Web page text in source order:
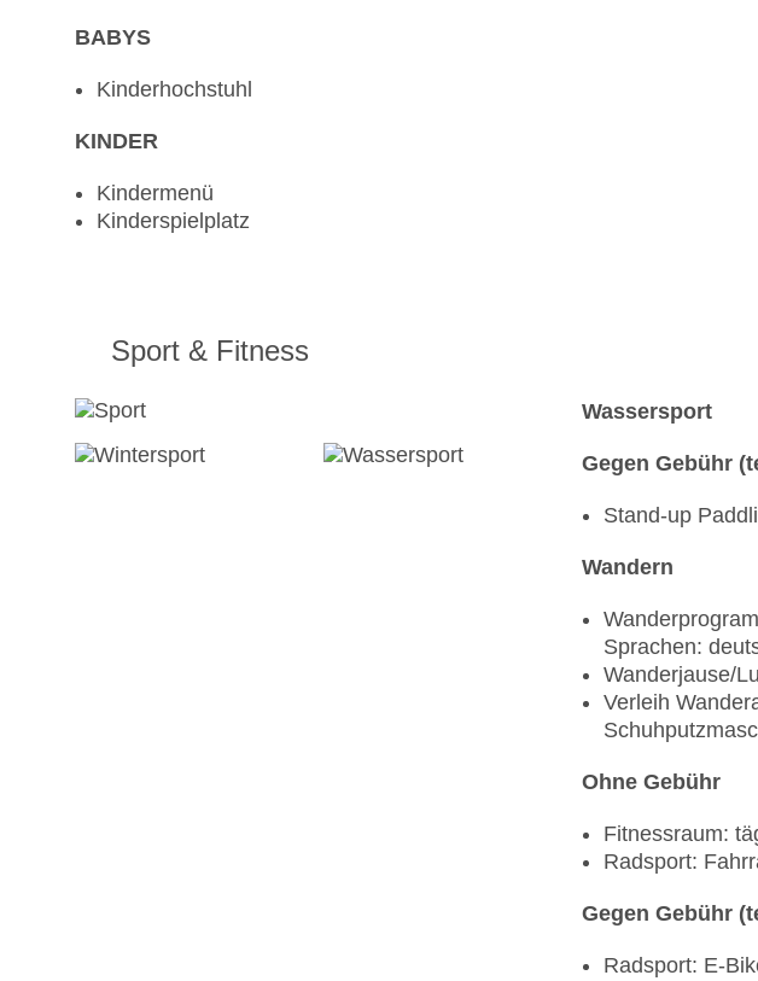
BABYS
Kinderhochstuhl
KINDER
Kindermenü
Kinderspielplatz
Sport & Fitness
Wassersport
Gegen Gebühr
Stand-up
Wandern
Sprachen:
Wanderjause/
Verleih
Ohne Gebühr
Fitnessraum:
Radsport:
Gegen Gebühr
Radsport: E-